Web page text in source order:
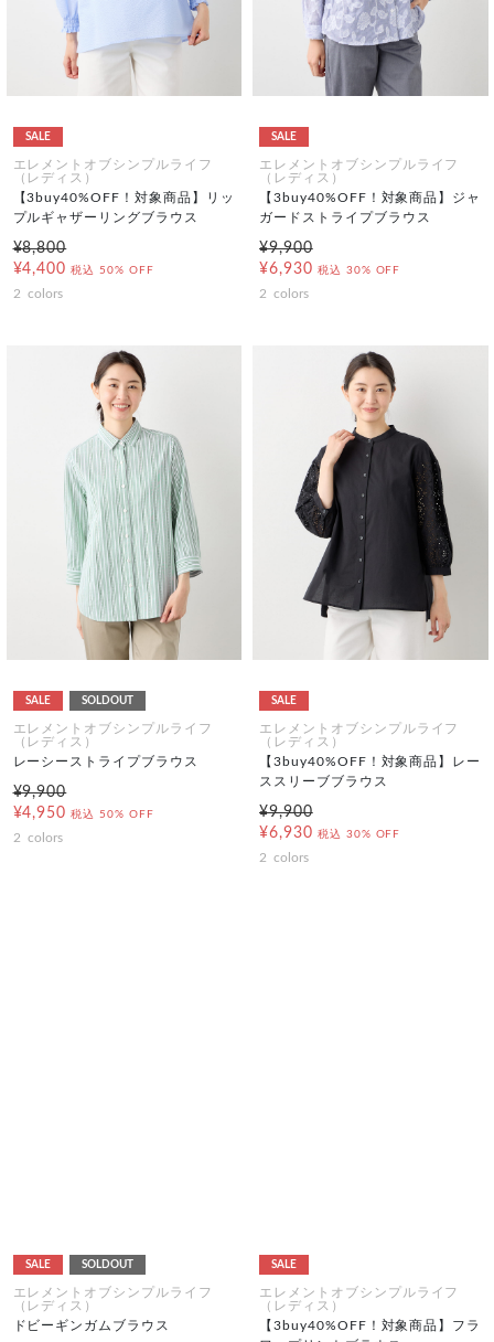
SALE
エレメントオブシンプルライフ
（レディス）
【3buy40%OFF！対象商品】リッ
プルギャザーリングブラウス
¥8,800
¥4,400 税込 50% OFF
2 colors
SALE
エレメントオブシンプルライフ
（レディス）
【3buy40%OFF！対象商品】ジャ
ガードストライプブラウス
¥9,900
¥6,930 税込 30% OFF
2 colors
SALE SOLDOUT
エレメントオブシンプルライフ
（レディス）
レーシーストライプブラウス
¥9,900
¥4,950 税込 50% OFF
2 colors
SALE
エレメントオブシンプルライフ
（レディス）
【3buy40%OFF！対象商品】レー
ススリーブブラウス
¥9,900
¥6,930 税込 30% OFF
2 colors
SALE SOLDOUT
エレメントオブシンプルライフ
（レディス）
ドビーギンガムブラウス
SALE
エレメントオブシンプルライフ
（レディス）
【3buy40%OFF！対象商品】フラ